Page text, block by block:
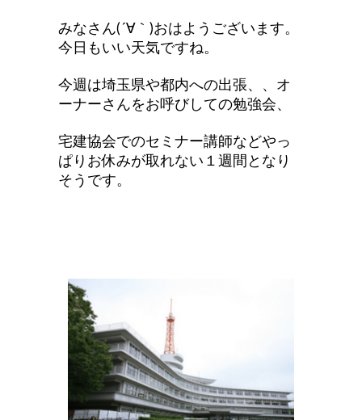
みなさん(´∀｀)おはようございます。
今日もいい天気ですね。
今週は埼玉県や都内への出張、、オ
ーナーさんをお呼びしての勉強会、
宅建協会でのセミナー講師などやっ
ぱりお休みが取れない１週間となり
そうです。